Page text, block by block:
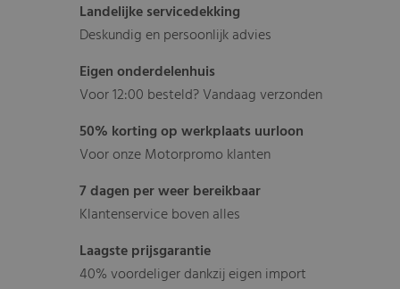
Landelijke servicedekking
Deskundig en persoonlijk advies
Eigen onderdelenhuis
Voor 12:00 besteld? Vandaag verzonden
50% korting op werkplaats uurloon
Voor onze Motorpromo klanten
7 dagen per weer bereikbaar
Klantenservice boven alles
Laagste prijsgarantie
40% voordeliger dankzij eigen import